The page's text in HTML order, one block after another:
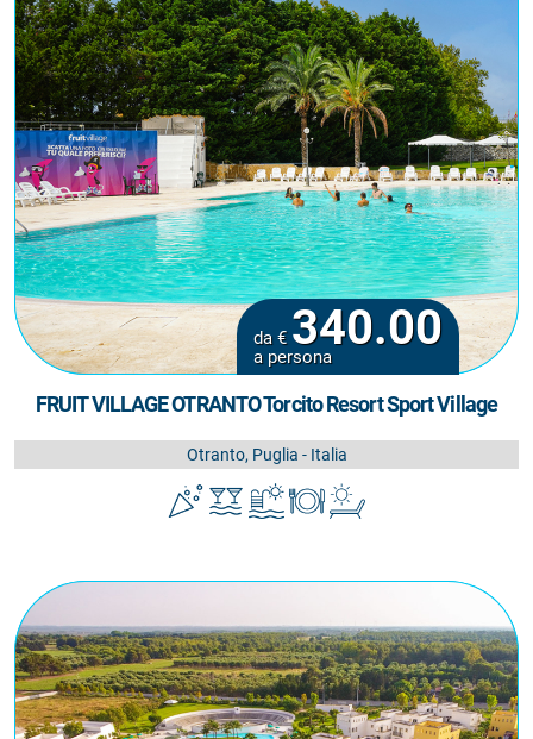
da € 340.00
a persona
FRUIT VILLAGE OTRANTO Torcito Resort Sport Village
Otranto, Puglia - Italia